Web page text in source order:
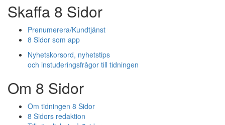
Skaffa 8 Sidor
Prenumerera/Kundtjänst
8 Sidor som app
Nyhetskorsord, nyhetstips
och instuderingsfrågor till tidningen
Om 8 Sidor
Om tidningen 8 Sidor
8 Sidors redaktion